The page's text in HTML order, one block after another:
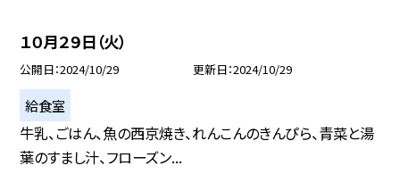
１０月２９日（火）
公開日 2024/10/29 更新日 2024/10/29
給食室
牛乳、ごはん、魚の西京焼き、れんこんのきんぴら、青菜と湯
葉のすまし汁、フローズン...